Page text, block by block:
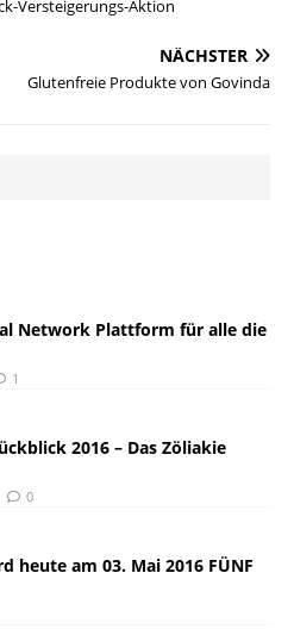
Versteigerungs-Aktion
NÄCHSTER
Glutenfreie Produkte von Govinda
Network Plattform für alle die
1
2016 – Das Zöliakie
0
heute am 03. Mai 2016 FÜNF